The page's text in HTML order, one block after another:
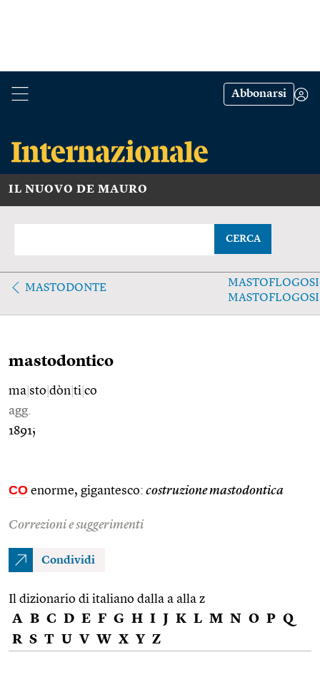
Abbonarsi
IL NUOVO DE MAURO
CERCA
MASTODONTE
MASTOFLOGOSI
mastodontico
ma sto dòn ti co
agg.
1891;
CO enorme, gigantesco: costruzione mastodontica
Correzioni e suggerimenti
Condividi
Il dizionario di italiano dalla a alla z
A B C D E F G H I J K L M N O P Q
R S T U V W X Y Z